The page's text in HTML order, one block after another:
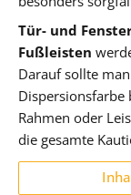
Tür- und
Fußleisten
Darauf sollte
Dispersionsfarbe
Rahmen oder
die gesamte